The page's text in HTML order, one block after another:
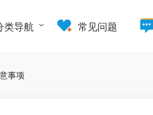
类导航 常见问题
事项